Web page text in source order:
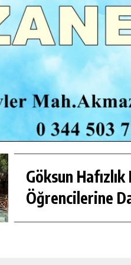
Göksun Hafızlık
Öğrencilerine
HABER AKIŞI
KIZ KUR’AN KURSU
GEZISI.